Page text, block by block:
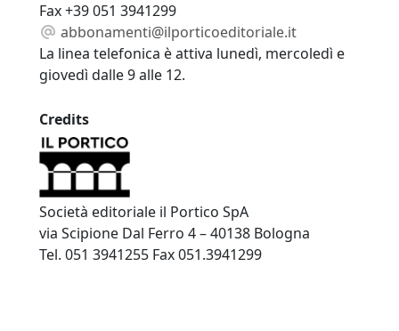
Fax +39 051 3941299
abbonamenti@ilporticoeditoriale.it
La linea telefonica è attiva lunedì, mercoledì e
giovedì dalle 9 alle 12.
Credits
Società editoriale il Portico SpA
via Scipione Dal Ferro 4 – 40138 Bologna
Tel. 051 3941255 Fax 051.3941299